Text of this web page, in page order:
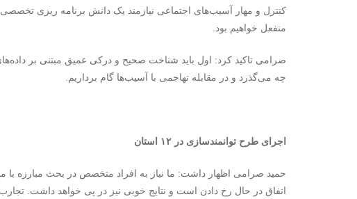
کنترل و مهار آسیب‌های اجتماعی نیازمند یک دانش برنامه ریزی
منفعل خواهیم بود.
صرامی تاکید کرد: اول باید شناخت صحیح و درکی عمیق مبتنی بر
چه می‌گذرد و در مقابله تهاجمی با آسیب‌ها گام برداریم.
اجرای طرح توانمندسازی در ۱۲ استان
حمید صرامی اظهار داشت: ما نیاز به افراد متخصص در بحث مبارزه
اتفاق در حال رخ دادن است و نتایج خوبی نیز در پی خواهد داشت.